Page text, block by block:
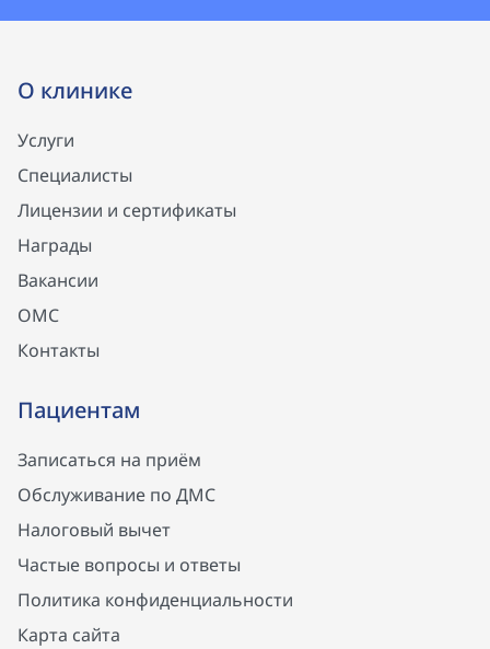
О клинике
Услуги
Специалисты
Лицензии и сертификаты
Награды
Вакансии
ОМС
Контакты
Пациентам
Записаться на приём
Обслуживание по ДМС
Налоговый вычет
Частые вопросы и ответы
Политика конфиденциальности
Карта сайта